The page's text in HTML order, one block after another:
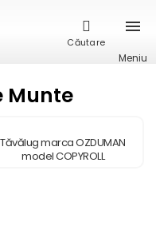
Căutare
Meniu
Munte
Tăvălug marca OZDUMAN
model COPYROLL